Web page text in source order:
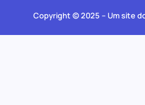
Copyright © 2025 – Um site